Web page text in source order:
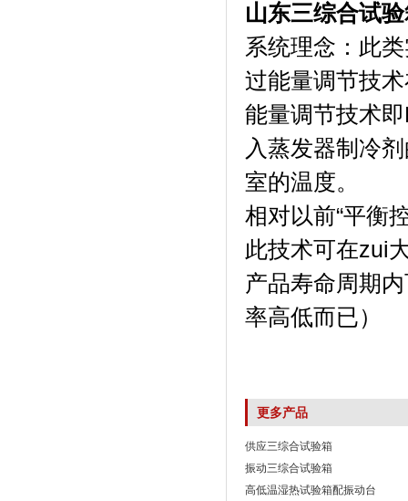
山东三综合试
系统理念：此
过能量调节技术
能量调节技术即
入蒸发器制冷剂
室的温度。
相对以前“平衡控
此技术可在zui
产品寿命周期
率高低而已）
更多产品
供应三综合试验箱
振动三综合试验箱
高低温湿热试验箱配振动台